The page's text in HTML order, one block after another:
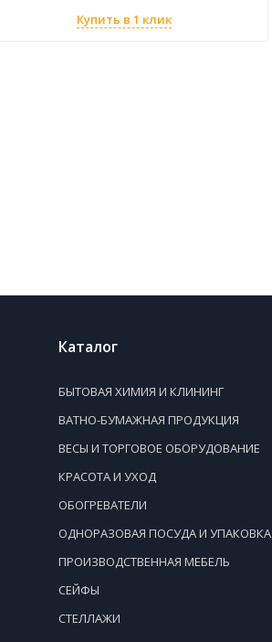
Купить в 1 клик
Каталог
БЫТОВАЯ ХИМИЯ И КЛИНИНГ
ВАТНО-БУМАЖНАЯ ПРОДУКЦИЯ
ВЕСЫ И ТОРГОВОЕ ОБОРУДОВАНИЕ
КРАСОТА И УХОД
ОБОГРЕВАТЕЛИ
ОДНОРАЗОВАЯ ПОСУДА И УПАКОВКА
ПРОИЗВОДСТВЕННАЯ МЕБЕЛЬ
СЕЙФЫ
СТЕЛЛАЖИ